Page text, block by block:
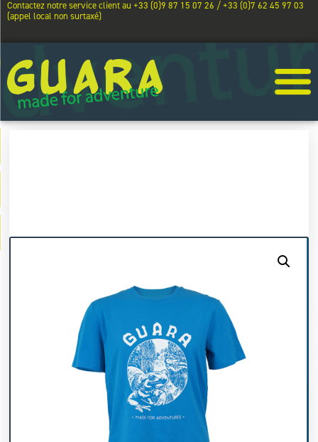
Contactez notre service client au +33 (0)9 87 15 07 26 / +33 (0)7 62 45 97 03
(appel local non surtaxé)